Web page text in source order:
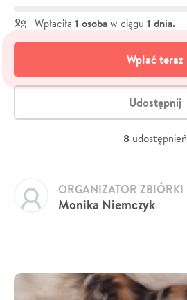
Wpłaciła 1 osoba w ciągu 1 dnia.
Wpłać teraz
Udostępnij
8 udostępnień
Monika Niemczyk
ORGANIZATOR ZBIÓRKI